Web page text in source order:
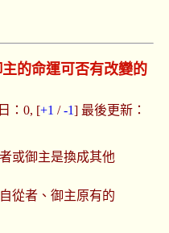
的命運可否有改變的
：0, [+1 /-1] 最後更新：
或御主是換成其他
從者、御主原有的